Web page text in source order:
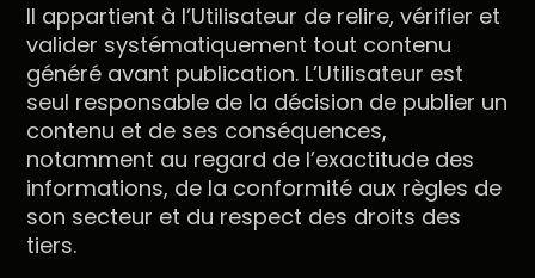
Il appartient à l’Utilisateur de relire, vérifier et
valider systématiquement tout contenu
généré avant publication. L’Utilisateur est
seul responsable de la décision de publier un
contenu et de ses conséquences,
notamment au regard de l’exactitude des
informations, de la conformité aux règles de
son secteur et du respect des droits des
tiers.